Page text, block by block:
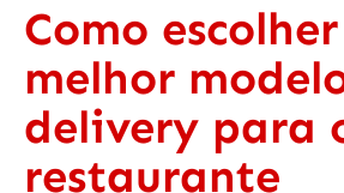
Como
melhor
delivery para
restaurante